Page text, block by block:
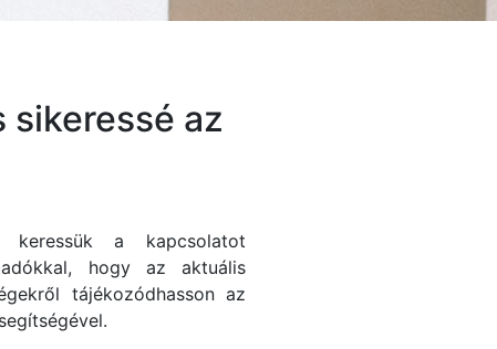
az
keressük a kapcsolatot
hogy az aktuális
tájékozódhasson az